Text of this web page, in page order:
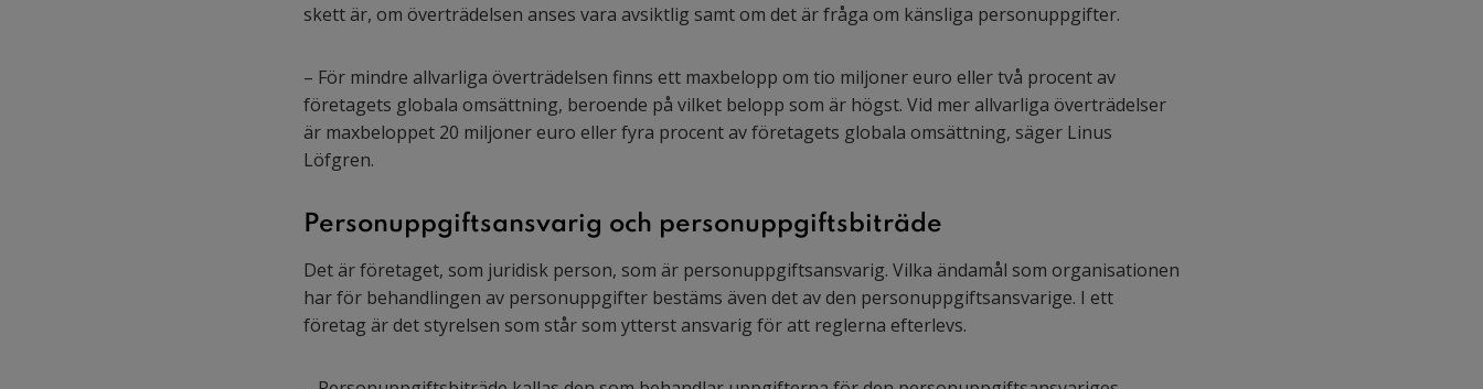
skett är, om överträdelsen anses vara avsiktlig samt om det är fråga om känsliga personuppgifter.
– För mindre allvarliga överträdelsen finns ett maxbelopp om tio miljoner euro eller två procent av
företagets globala omsättning, beroende på vilket belopp som är högst. Vid mer allvarliga överträdelser
är maxbeloppet 20 miljoner euro eller fyra procent av företagets globala omsättning, säger Linus
Löfgren.
Personuppgiftsansvarig och personuppgiftsbiträde
Det är företaget, som juridisk person, som är personuppgiftsansvarig. Vilka ändamål som organisationen
har för behandlingen av personuppgifter bestäms även det av den personuppgiftsansvarige. I ett
företag är det styrelsen som står som ytterst ansvarig för att reglerna efterlevs.